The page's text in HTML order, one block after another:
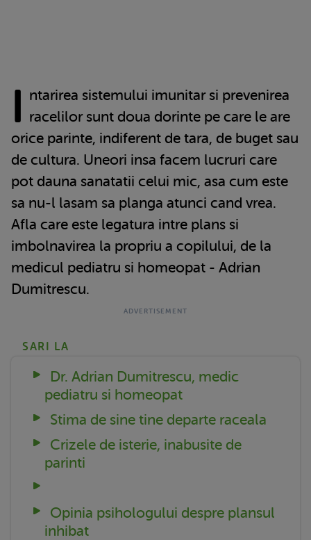
I ntarirea sistemului imunitar si prevenirea
racelilor sunt doua dorinte pe care le are
orice parinte, indiferent de tara, de buget sau
de cultura. Uneori insa facem lucruri care
pot dauna sanatatii celui mic, asa cum este
sa nu-l lasam sa planga atunci cand vrea.
Afla care este legatura intre plans si
imbolnavirea la propriu a copilului, de la
medicul pediatru si homeopat - Adrian
Dumitrescu.
SARI LA
Dr. Adrian Dumitrescu, medic
pediatru si homeopat
Stima de sine tine departe raceala
Crizele de isterie, inabusite de
parinti
Opinia psihologului despre plansul
inhibat